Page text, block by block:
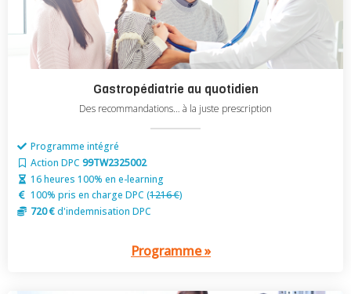
Gastropédiatrie au quotidien
Des recommandations… à la juste prescription
Programme intégré
Action DPC 99TW2325002
16 heures 100% en e-learning
100% pris en charge DPC (1216 €)
720 €d'indemnisation DPC
Programme »